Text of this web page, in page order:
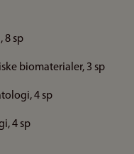
8 sp
biomaterialer, 3 sp
4 sp
4 sp